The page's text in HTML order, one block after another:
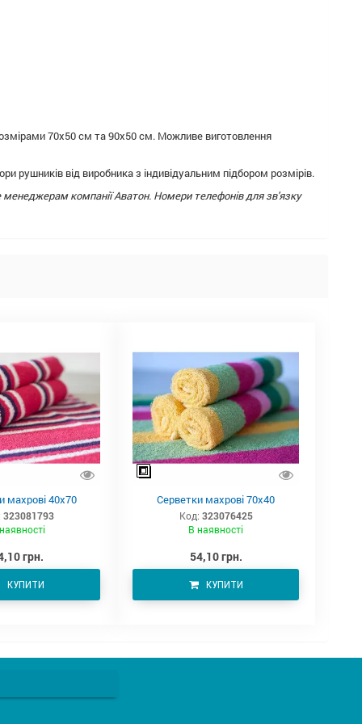
70х50 см та 90х50 см. Можливе виготовлення
рушників від виробника з індивідуальним підбором розмірів.
компанії Аватон. Номери телефонів для зв'язку
махрові 40х70
323081793
грн.
КУПИТИ
Серветки махрові 70х40
Код: 323076425
В наявності
54,10 грн.
КУПИТИ